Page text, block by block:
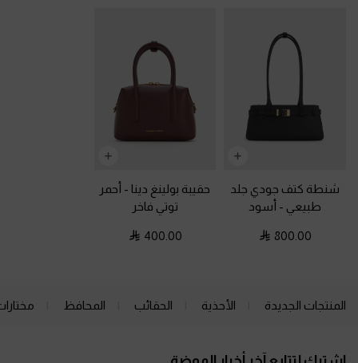
شنطة كتف جودي جلد
طبيعي - أسود
800.00
حقيبة بولينغ دينا - أحمر
توتي فاخر
400.00
المنتجات الجديدة الأحذية الحقائب المحافظ